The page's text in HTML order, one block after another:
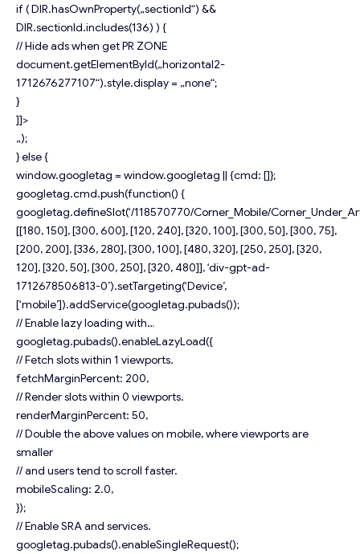
if ( DIR.hasOwnProperty(„sectionId“) &&
DIR.sectionId.includes(136) ) {
// Hide ads when get PR ZONE
document.getElementById(„horizontal2-
1712676277107“).style.display = „none“;
}
]]>
„);
} else {
window.googletag = window.googletag || {cmd: []};
googletag.cmd.push(function() {
googletag.defineSlot(‘/118570770/Corner_Mobile/
[[180, 150], [300, 600], [120, 240], [320, 100], [300, 50], [300, 75],
[200, 200], [336, 280], [300, 100], [480, 320], [250, 250], [320,
120], [320, 50], [300, 250], [320, 480]], ‘div-gpt-ad-
1712678506813-0’).setTargeting(‘Device’,
[‘mobile’]).addService(googletag.pubads());
// Enable lazy loading with…
googletag.pubads().enableLazyLoad({
// Fetch slots within 1 viewports.
fetchMarginPercent: 200,
// Render slots within 0 viewports.
renderMarginPercent: 50,
// Double the above values on mobile, where viewports are
smaller
// and users tend to scroll faster.
mobileScaling: 2.0,
});
// Enable SRA and services.
googletag.pubads().enableSingleRequest();